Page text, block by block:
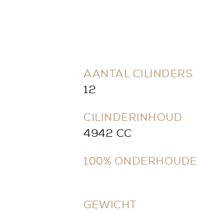
AANTAL CILINDERS
12
CILINDERINHOUD
4942 CC
100%
GEWICHT